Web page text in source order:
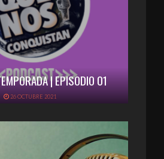
| EPISODIO 01
26 OCTUBRE 2021